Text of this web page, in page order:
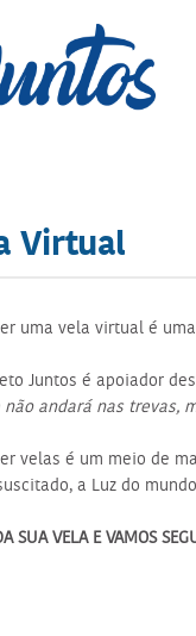
Virtual
uma vela virtual é
Juntos é apoiador
não andará nas trevas,
velas é um meio de
a Luz do
SUA VELA E VAMOS